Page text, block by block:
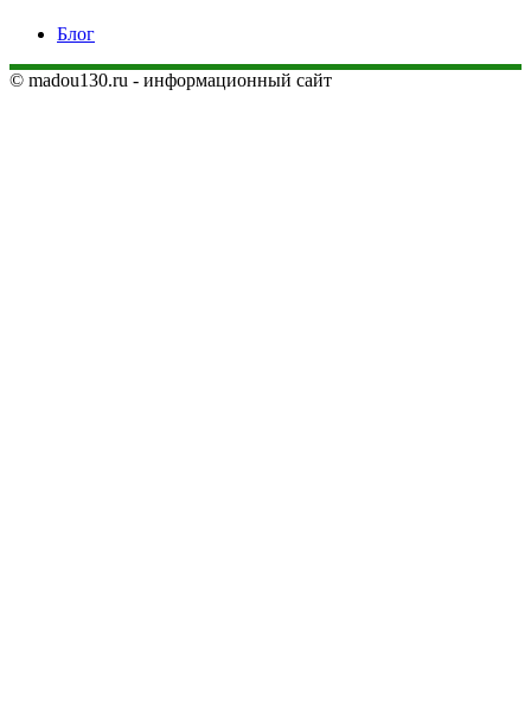
Блог
© madou130.ru - информационный сайт